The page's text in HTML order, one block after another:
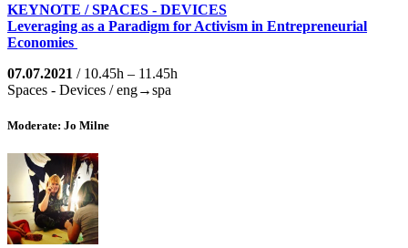
KEYNOTE / SPACES - DEVICES
Leveraging as a Paradigm for Activism in Entrepreneurial
Economies
07.07.2021 / 10.45h – 11.45h
Spaces - Devices / eng→spa
Moderate: Jo Milne